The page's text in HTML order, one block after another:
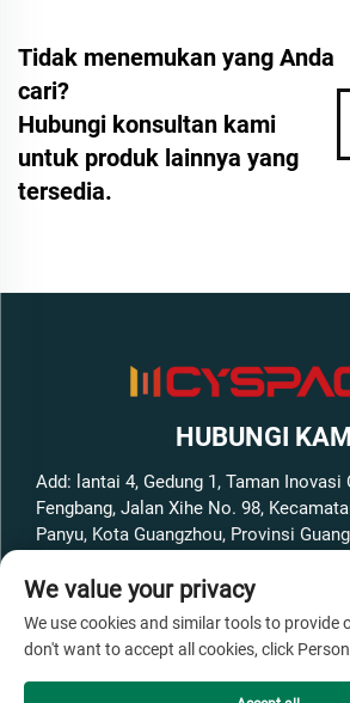
Tidak menemukan yang Anda
cari?
Hubungi konsultan kami
untuk produk lainnya yang
tersedia.
HUBUNGI
Add: lantai 4, Gedung 1, Taman Inovasi
Fengbang, Jalan Xihe No. 98,
Panyu, Kota Guangzhou, Provinsi
[email protected]
We value your privacy
We use cookies and similar tools to provide
don't want to accept all cookies, click